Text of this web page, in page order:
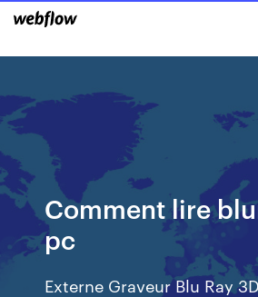
Comment lire
pc
Externe Graveur Blu Ray